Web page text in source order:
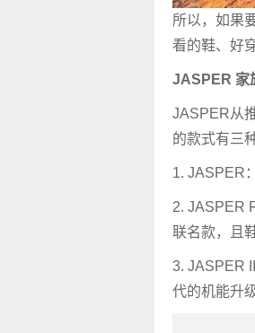
所以，如果
看的鞋、好
JASPER 家
JASPER从
的款式有三种
1. JASPER
2. JASPER
联名款，且
3. JASPER
代的机能升